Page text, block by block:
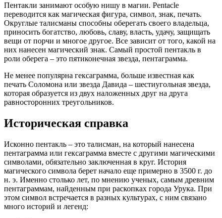
Пентакли занимают особую нишу в магии. Pentacle
переводится как магическая фигура, символ, знак, печать.
Округлые талисманы способны оберегать своего владельца,
приносить богатство, любовь, славу, власть, удачу, защищать
вещи от порчи и многое другое. Все зависит от того, какой на
них нанесен магический знак. Самый простой пентакль в
роли оберега – это пятиконечная звезда, пентаграмма.
Не менее популярна гексаграмма, больше известная как
печать Соломона или звезда Давида – шестиугольная звезда,
которая образуется из двух наложенных друг на друга
равносторонних треугольников.
Историческая справка
Исконно пентакль – это талисман, на который нанесена
пентаграмма или гексаграмма вместе с другими магическими
символами, обязательно заключенная в круг. История
магического символа берет начало еще примерно в 3500 г. до
н. э. Именно столько лет, по мнению ученых, самым древним
пентаграммам, найденным при раскопках города Урука. При
этом символ встречается в разных культурах, с ним связано
много историй и легенд: